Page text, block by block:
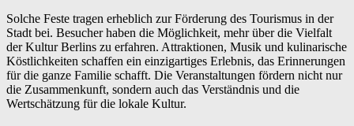
Solche Feste tragen erheblich zur Förderung des Tourismus in der
Stadt bei. Besucher haben die Möglichkeit, mehr über die Vielfalt
der Kultur Berlins zu erfahren. Attraktionen, Musik und kulinarische
Köstlichkeiten schaffen ein einzigartiges Erlebnis, das Erinnerungen
für die ganze Familie schafft. Die Veranstaltungen fördern nicht nur
die Zusammenkunft, sondern auch das Verständnis und die
Wertschätzung für die lokale Kultur.